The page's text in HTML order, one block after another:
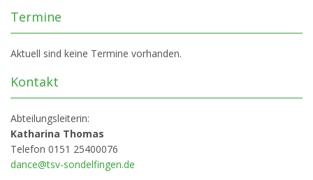
Termine
Aktuell sind keine Termine vorhanden.
Kontakt
Abteilungsleiterin:
Katharina Thomas
Telefon 0151 25400076
dance@tsv-sondelfingen.de